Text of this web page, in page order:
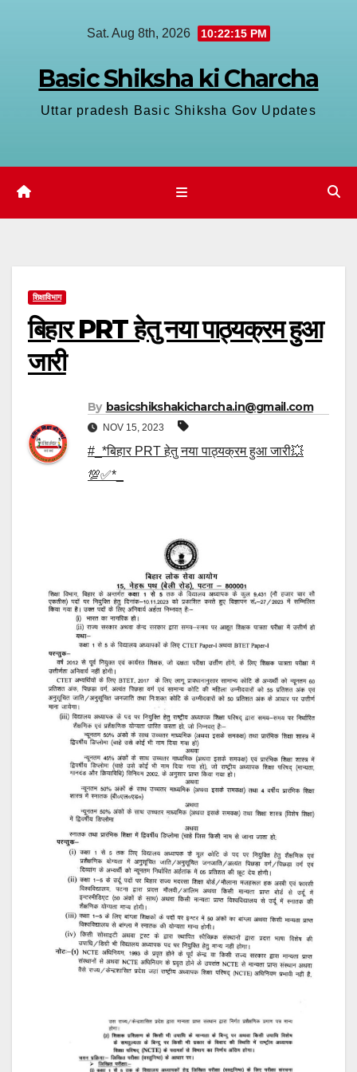
Sat. Aug 8th, 2026 10:22:16 PM
Basic Shiksha ki Charcha
Uttar pradesh Basic Shiksha Gov Updates
शिक्षाविभाग
बिहार PRT हेतु नया पाठ्यक्रम हुआ
जारी
By basicshikshakicharcha.in@gmail.com
NOV 15, 2023
#_*बिहार PRT हेतु नया पाठ्यक्रम हुआ जारी💥
💯✅*_